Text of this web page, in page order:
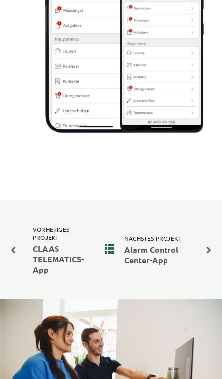
VORHERIGES
PROJEKT
CLAAS
TELEMATICS-
App
NÄCHSTES PROJEKT
Alarm Control
Center-App